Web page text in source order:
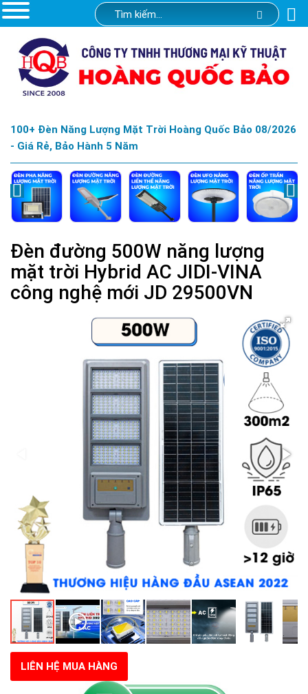
100+ Đèn Năng Lượng Mặt Trời Hoàng Quốc Bảo 08/2026
- Giá Rẻ, Bảo Hành 5 Năm
Đèn đường 500W năng lượng
mặt trời Hybrid AC JIDI-VINA
công nghệ mới JD 29500VN
LIÊN HỆ MUA HÀNG